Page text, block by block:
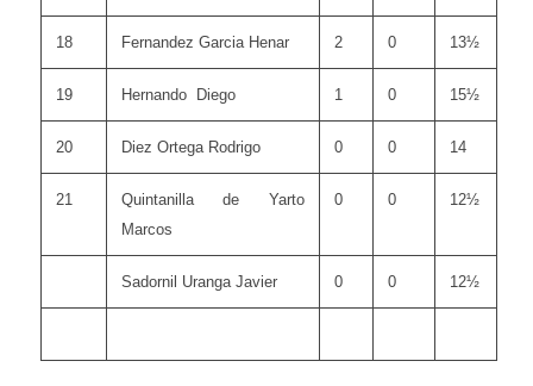
18 Fernandez Garcia Henar 2 0 13½
19 Hernando Diego 1 0 15½
20 Diez Ortega Rodrigo 0 0 14
21
Quintanilla de Yarto
Marcos
0 0 12½
Sadornil Uranga Javier 0 0 12½